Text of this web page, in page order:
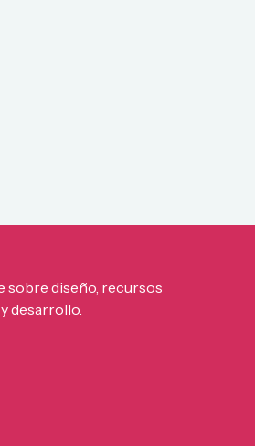
sobre diseño, recursos
desarrollo.